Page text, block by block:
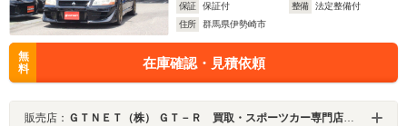
保証
保証付 整備
法定整備付
住所
群馬県伊勢崎市
無
料
在庫確認・見積依頼
販売店： ＧＴＮＥＴ（株） ＧＴ－Ｒ 買取・スポーツカー専門店 ＧＴＮＥＴ群馬